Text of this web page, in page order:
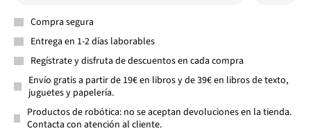
Compra segura
Entrega en 1-2 días laborables
Regístrate y disfruta de descuentos en cada compra
Envío gratis a partir de 19€ en libros y de 39€ en libros de texto,
juguetes y papelería.
Productos de robótica: no se aceptan devoluciones en la tienda.
Contacta con atención al cliente.